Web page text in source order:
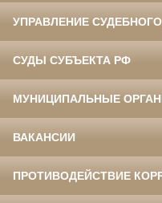
УПРАВЛЕНИЕ
СУДЫ СУБЪЕКТА РФ
МУНИЦИПАЛЬНЫЕ
ВАКАНСИИ
ПРОТИВОДЕЙСТВИЕ